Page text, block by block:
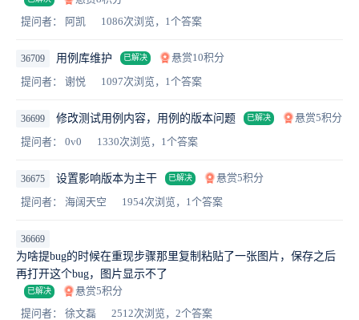
提问者： 阿凯
1086次浏览，1个答案
36709 用例库维护 已解决
悬赏10积分
提问者： 谢悦
1097次浏览，1个答案
36699 修改测试用例内容，用例的版本问题 已解决
悬赏5积分
提问者： 0v0
1330次浏览，1个答案
36675 设置影响版本为主干 已解决
悬赏5积分
提问者： 海阔天空
1954次浏览，1个答案
36669
为啥提bug的时候在重现步骤那里复制粘贴了一张图片，保存之后
再打开这个bug，图片显示不了
已解决
悬赏5积分
提问者： 徐文磊
2512次浏览，2个答案